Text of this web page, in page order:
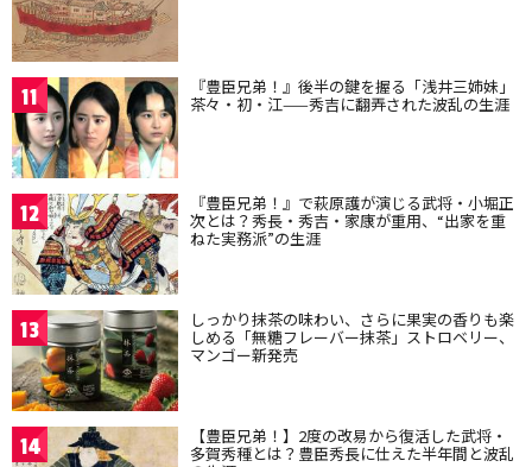
11 『豊臣兄弟！』後半の鍵を握る「浅井三姉妹」
茶々・初・江——秀吉に翻弄された波乱の生涯
12 『豊臣兄弟！』で萩原護が演じる武将・小堀正
次とは？秀長・秀吉・家康が重用、“出家を重
ねた実務派”の生涯
13 しっかり抹茶の味わい、さらに果実の香りも楽
しめる「無糖フレーバー抹茶」ストロベリー、
マンゴー新発売
14 【豊臣兄弟！】2度の改易から復活した武将・
多賀秀種とは？豊臣秀長に仕えた半年間と波乱